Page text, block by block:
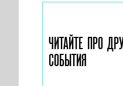
ЧИТАЙТЕ ПРО
СОБЫТИЯ